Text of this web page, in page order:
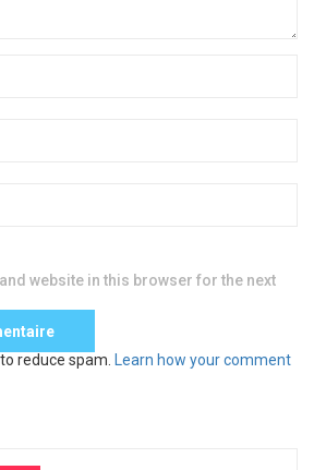
website in this browser for the next
reduce spam.
Learn how your comment